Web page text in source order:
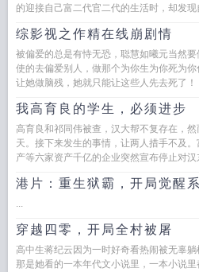
的迎接自己富二代官二代的生活时，却发
综影视之作精在线崩剧情
被偏爱的总是有恃无恐，聪慧如曦元当然
使的去偏爱别人，做那个为你生为你死为
让她做脑残，她就只能让这些人先去死了
我高育良的学生，必须进步
高育良和祁同伟被查，汉大帮不复存在，
天。接下来发生的事情，让两人措手不及
产等六家资产千亿的企业突然宣布停止对
港片：重生狱霸，开局觉醒
...
穿越四零，开局全村被屠
高中生蒋纪云因为一时好奇看热闹被无辜
那是她看的一本年代文小说里，一本小说